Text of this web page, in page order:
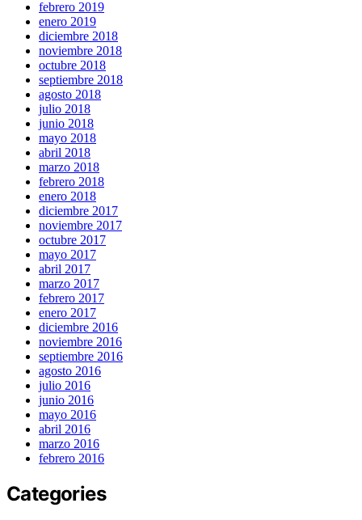
febrero 2019
enero 2019
diciembre 2018
noviembre 2018
octubre 2018
septiembre 2018
agosto 2018
julio 2018
junio 2018
mayo 2018
abril 2018
marzo 2018
febrero 2018
enero 2018
diciembre 2017
noviembre 2017
octubre 2017
mayo 2017
abril 2017
marzo 2017
febrero 2017
enero 2017
diciembre 2016
noviembre 2016
septiembre 2016
agosto 2016
julio 2016
junio 2016
mayo 2016
abril 2016
marzo 2016
febrero 2016
Categories